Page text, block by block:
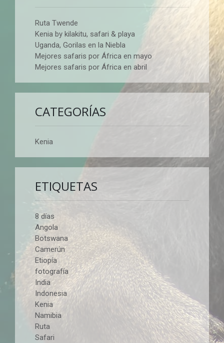
Ruta Twende
Kenia by kilakitu, safari & playa
Uganda, Gorilas en la Niebla
Mejores safaris por África en mayo
Mejores safaris por África en abril
CATEGORÍAS
Kenia
ETIQUETAS
8 días
Angola
Botswana
Camerún
Etiopía
fotografía
India
Indonesia
Kenia
Namibia
Ruta
Safari